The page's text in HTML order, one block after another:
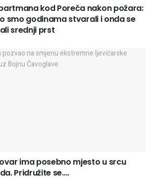
kod Poreča nakon požara:
smo godinama stvarali i onda se
srednji prst
ima posebno mjesto u srcu
Pridružite se….